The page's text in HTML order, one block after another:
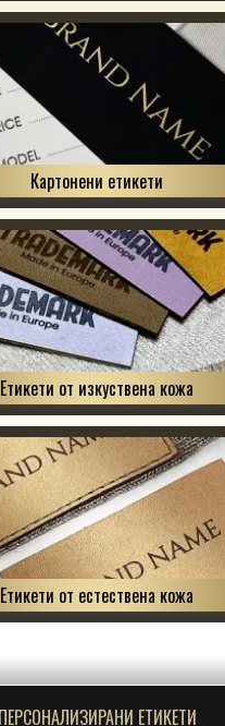
Картонени етикети
Етикети от изкуствена кожа
Етикети от естествена кожа
ПЕРСОНАЛИЗИРАНИ ЕТИКЕТИ